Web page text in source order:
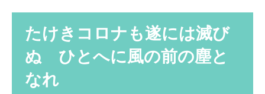
c
e
b
o
o
tt
er
ail e
たけきコロナも遂には滅び
ぬ ひとへに風の前の塵と
なれ